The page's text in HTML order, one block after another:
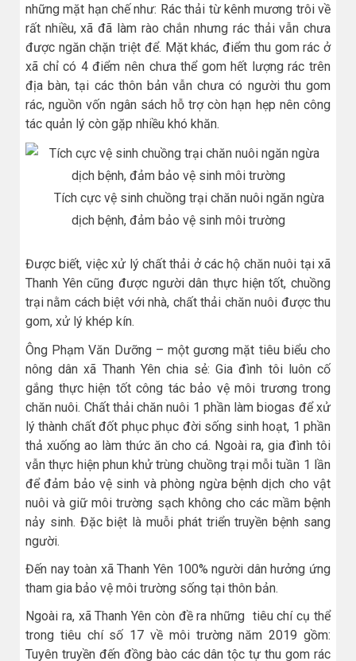
những mặt hạn chế như: Rác thải từ kênh mương trôi về
rất nhiều, xã đã làm rào chắn nhưng rác thải vẫn chưa
được ngăn chặn triệt để. Mặt khác, điểm thu gom rác ở
xã chỉ có 4 điểm nên chưa thể gom hết lượng rác trên
địa bàn, tại các thôn bản vẫn chưa có người thu gom
rác, nguồn vốn ngân sách hỗ trợ còn hạn hẹp nên công
tác quản lý còn gặp nhiều khó khăn.
Tích cực vệ sinh chuồng trại chăn nuôi ngăn ngừa
dịch bệnh, đảm bảo vệ sinh môi trường
Được biết, việc xử lý chất thải ở các hộ chăn nuôi tại xã
Thanh Yên cũng được người dân thực hiện tốt, chuồng
trại nằm cách biệt với nhà, chất thải chăn nuôi được thu
gom, xử lý khép kín.
Ông Phạm Văn Dưỡng – một gương mặt tiêu biểu cho
nông dân xã Thanh Yên chia sẻ: Gia đình tôi luôn cố
gắng thực hiện tốt công tác bảo vệ môi trương trong
chăn nuôi. Chất thải chăn nuôi 1 phần làm biogas để xử
lý thành chất đốt phục phục đời sống sinh hoạt, 1 phần
thả xuống ao làm thức ăn cho cá. Ngoài ra, gia đình tôi
vẫn thực hiện phun khử trùng chuồng trại mỗi tuần 1 lần
để đảm bảo vệ sinh và phòng ngừa bệnh dịch cho vật
nuôi và giữ môi trường sạch không cho các mầm bệnh
nảy sinh. Đặc biệt là muỗi phát triển truyền bệnh sang
người.
Đến nay toàn xã Thanh Yên 100% người dân hưởng ứng
tham gia bảo vệ môi trường sống tại thôn bản.
Ngoài ra, xã Thanh Yên còn đề ra những tiêu chí cụ thể
trong tiêu chí số 17 về môi trường năm 2019 gồm:
Tuyên truyền đến đồng bào các dân tộc tự thu gom rác